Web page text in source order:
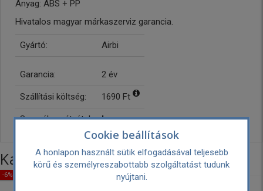
Anyag: ABS + PP
Hivatalos magyar márkaszerviz garancia.
Gyártó: Airbi
Garancia: 2 év
Szállítási költség: 1690 Ft
Személyes átvétel: Ingyenes
Kategória további termékei
-6% KEDVEZMÉNY
Cookie beállítások
A honlapon használt sütik elfogadásával teljesebb
körű és személyreszabottabb szolgáltatást tudunk
nyújtani.